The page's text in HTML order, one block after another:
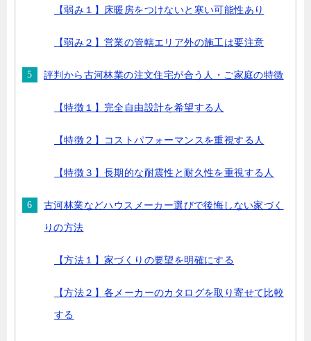
【弱み１】床暖房をつけないと寒い可能性あり
【弱み２】営業の管轄エリア外の施工は要注意
評判から古河林業の注文住宅が合う人・ご家庭の特徴
【特徴１】完全自由設計を希望する人
【特徴２】コストパフォーマンスを重視する人
【特徴３】長期的な耐震性と耐久性を重視する人
古河林業などハウスメーカー選びで後悔しない家づく
りの方法
【方法１】家づくりの要望を明確にする
【方法２】各メーカーのカタログを取り寄せて比較
する